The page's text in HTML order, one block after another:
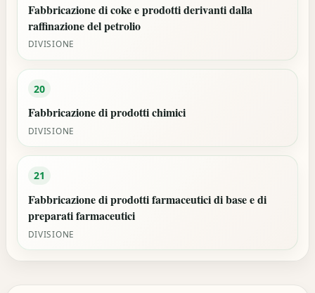
Fabbricazione di coke e prodotti derivanti dalla
raffinazione del petrolio
DIVISIONE
20
Fabbricazione di prodotti chimici
DIVISIONE
21
Fabbricazione di prodotti farmaceutici di base e di
preparati farmaceutici
DIVISIONE